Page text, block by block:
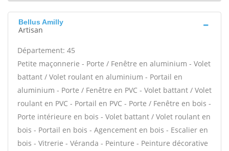
Bellus Amilly
Artisan
Département: 45
Petite maçonnerie - Porte / Fenêtre en aluminium - Volet
battant / Volet roulant en aluminium - Portail en
aluminium - Porte / Fenêtre en PVC - Volet battant / Volet
roulant en PVC - Portail en PVC - Porte / Fenêtre en bois -
Porte intérieure en bois - Volet battant / Volet roulant en
bois - Portail en bois - Agencement en bois - Escalier en
bois - Vitrerie - Véranda - Peinture - Peinture décorative